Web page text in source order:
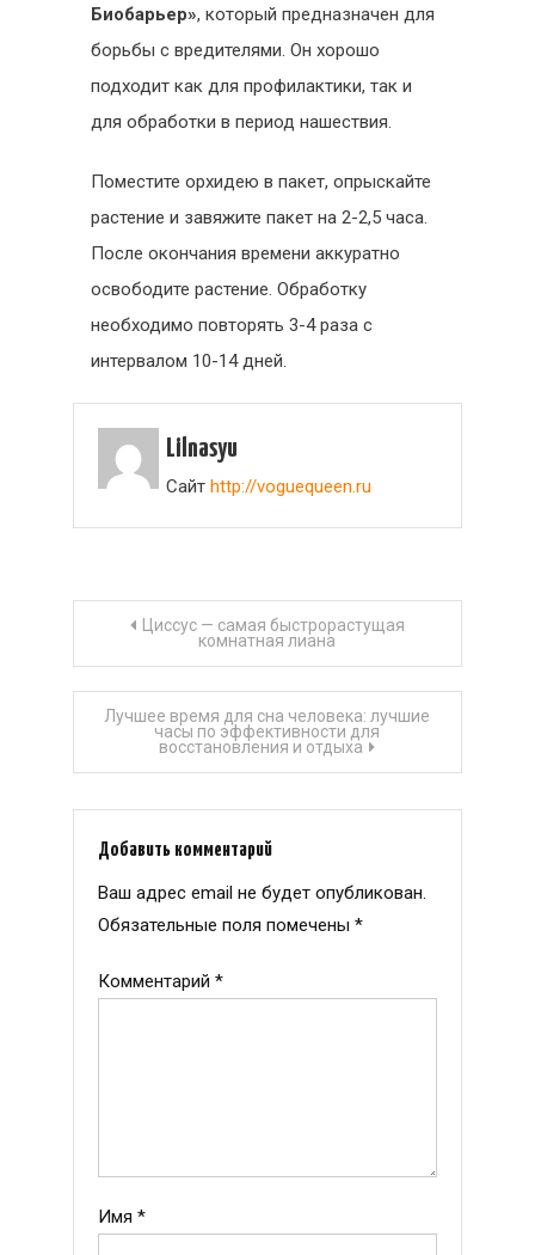
Биобарьер», который предназначен для
борьбы с вредителями. Он хорошо
подходит как для профилактики, так и
для обработки в период нашествия.
Поместите орхидею в пакет, опрыскайте
растение и завяжите пакет на 2-2,5 часа.
После окончания времени аккуратно
освободите растение. Обработку
необходимо повторять 3-4 раза с
интервалом 10-14 дней.
Lilnasyu
Сайт http://voguequeen.ru
Навигация
по
записям
Циссус — самая быстрорастущая
комнатная лиана
Лучшее время для сна человека: лучшие
часы по эффективности для
восстановления и отдыха
Добавить комментарий
Ваш адрес email не будет опубликован.
Обязательные поля помечены *
Комментарий *
Имя *